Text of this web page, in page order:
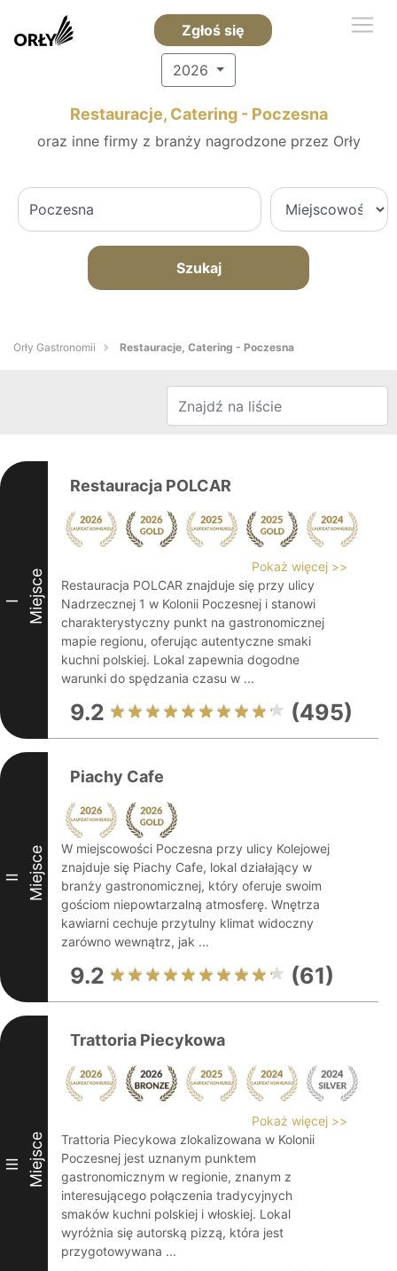
Zgłoś się
2026
Restauracje, Catering - Poczesna
oraz inne firmy z branży nagrodzone przez Orły
Szukaj
Orły Gastronomii Restauracje, Catering - Poczesna
I Miejsce
Restauracja POLCAR
Pokaż więcej >>
Restauracja POLCAR znajduje się przy ulicy
Nadrzecznej 1 w Kolonii Poczesnej i stanowi
charakterystyczny punkt na gastronomicznej
mapie regionu, oferując autentyczne smaki
kuchni polskiej. Lokal zapewnia dogodne
warunki do spędzania czasu w ...
9.2 (495)
II Miejsce
Piachy Cafe
W miejscowości Poczesna przy ulicy Kolejowej
znajduje się Piachy Cafe, lokal działający w
branży gastronomicznej, który oferuje swoim
gościom niepowtarzalną atmosferę. Wnętrza
kawiarni cechuje przytulny klimat widoczny
zarówno wewnątrz, jak ...
9.2 (61)
III Miejsce
Trattoria Piecykowa
Pokaż więcej >>
Trattoria Piecykowa zlokalizowana w Kolonii
Poczesnej jest uznanym punktem
gastronomicznym w regionie, znanym z
interesującego połączenia tradycyjnych
smaków kuchni polskiej i włoskiej. Lokal
wyróżnia się autorską pizzą, która jest
przygotowywana ...